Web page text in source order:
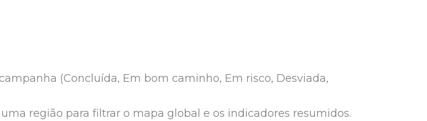
(Concluída, Em bom caminho, Em risco, Desviada,
região para filtrar o mapa global e os indicadores resumidos.